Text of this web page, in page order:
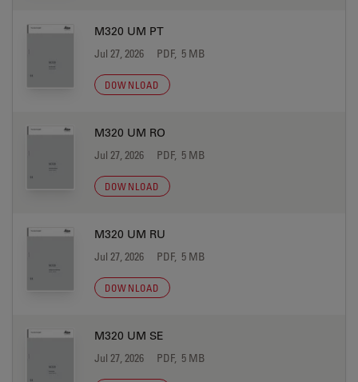
M320 UM PT
Jul 27, 2026 PDF, 5 MB
DOWNLOAD
M320 UM RO
Jul 27, 2026 PDF, 5 MB
DOWNLOAD
M320 UM RU
Jul 27, 2026 PDF, 5 MB
DOWNLOAD
M320 UM SE
Jul 27, 2026 PDF, 5 MB